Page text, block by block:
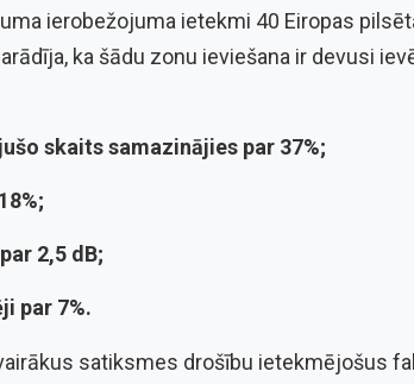
ierobežojuma ietekmi 40 Eiropas
ka šādu zonu ieviešana ir devusi
skaits samazinājies par 37%;
2,5 dB;
par 7%.
satiksmes drošību ietekmējošus